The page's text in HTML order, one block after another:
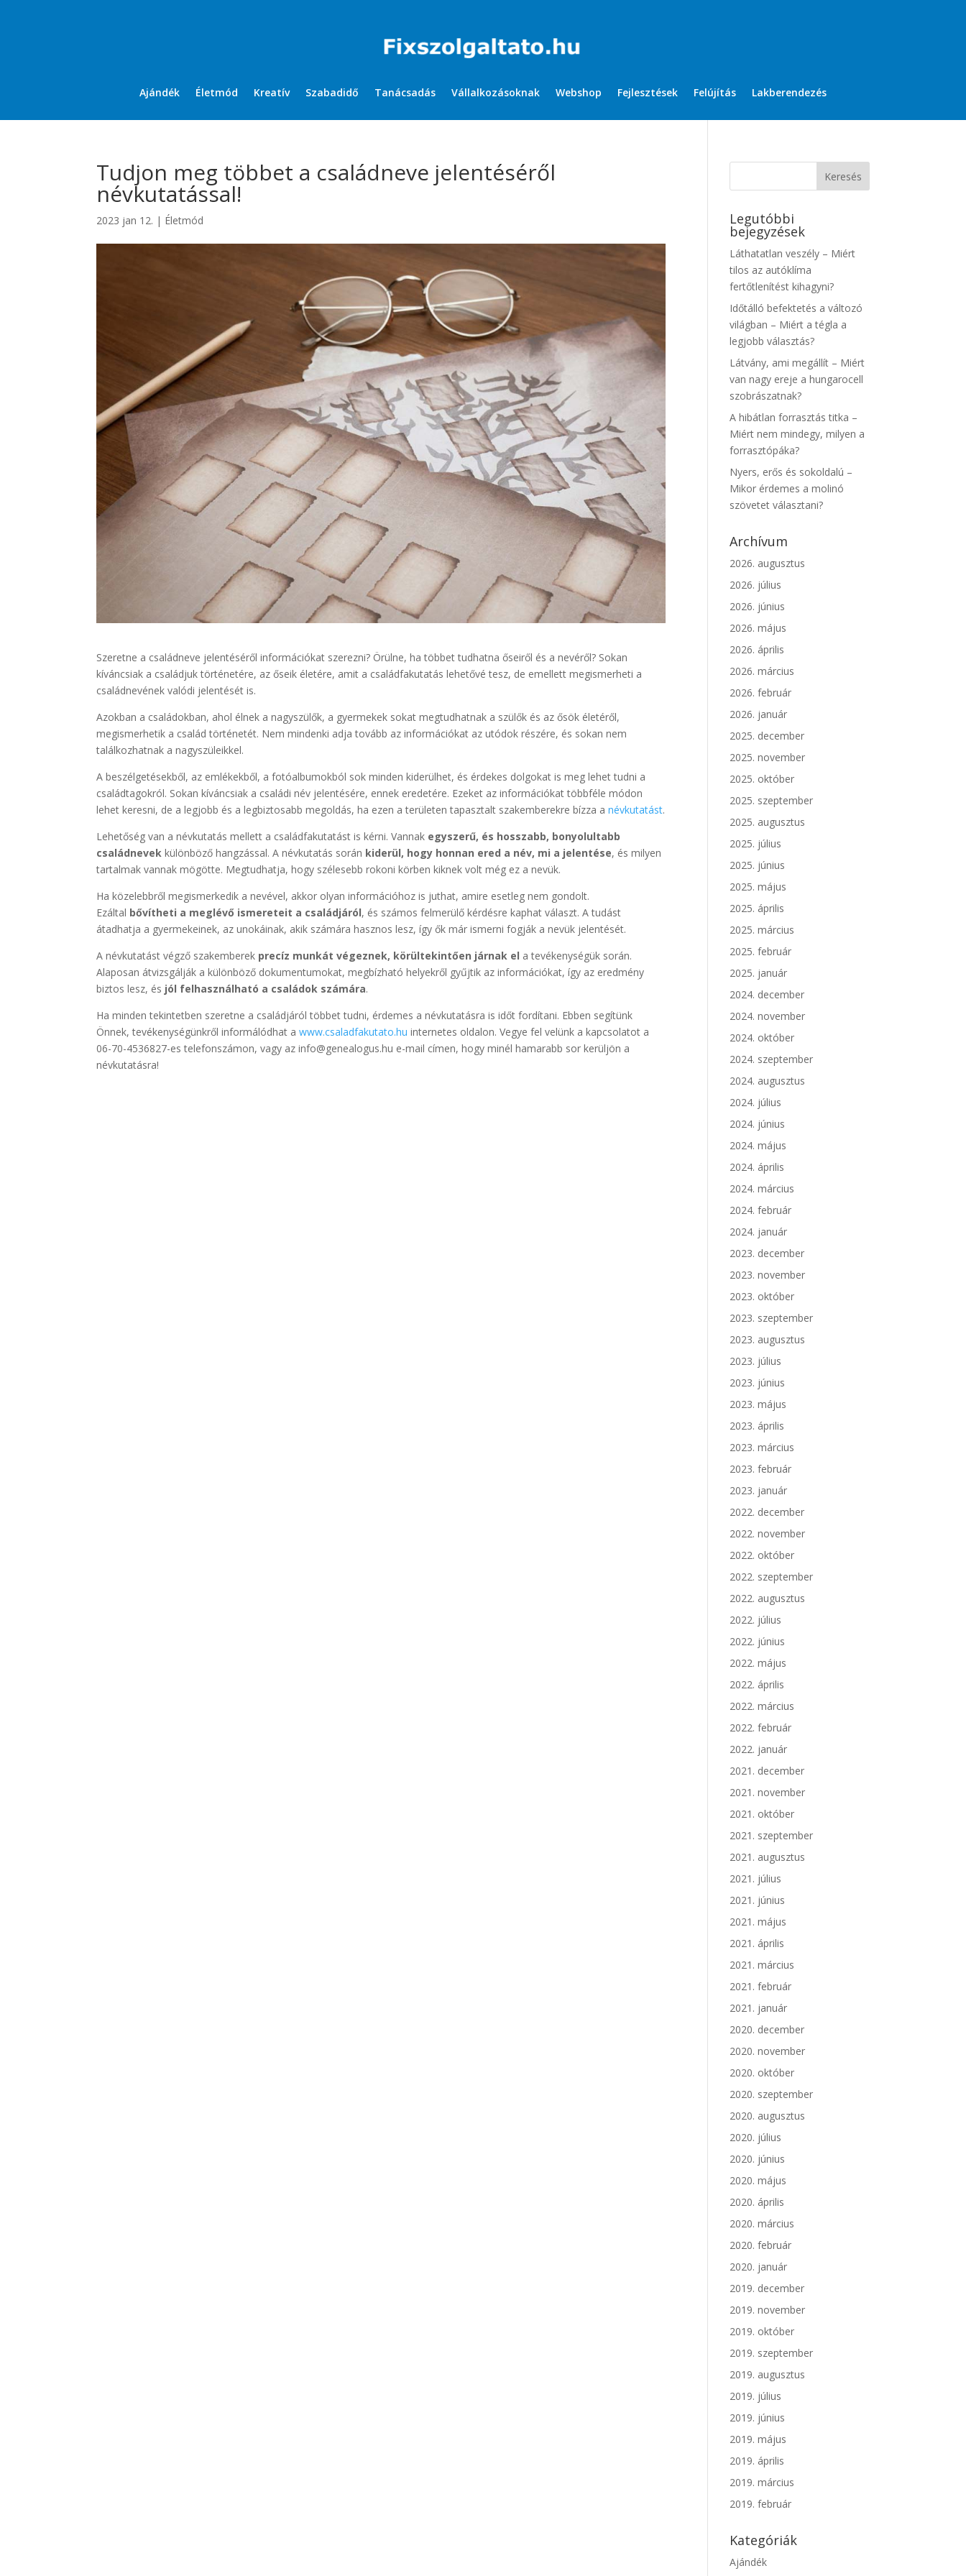
Ajándék Életmód Kreatív Szabadidő Tanácsadás Vállalkozásoknak Webshop Fejlesztések Felújítás Lakberendezés
Tudjon meg többet a családneve jelentéséről
névkutatással!
2023 jan 12. | Életmód
Szeretne a családneve jelentéséről információkat szerezni? Örülne, ha többet tudhatna őseiről és a nevéről? Sokan
kíváncsiak a családjuk történetére, az őseik életére, amit a családfakutatás lehetővé tesz, de emellett megismerheti a
családnevének valódi jelentését is.
Azokban a családokban, ahol élnek a nagyszülők, a gyermekek sokat megtudhatnak a szülők és az ősök életéről,
megismerhetik a család történetét. Nem mindenki adja tovább az információkat az utódok részére, és sokan nem
találkozhatnak a nagyszüleikkel.
A beszélgetésekből, az emlékekből, a fotóalbumokból sok minden kiderülhet, és érdekes dolgokat is meg lehet tudni a
családtagokról. Sokan kíváncsiak a családi név jelentésére, ennek eredetére. Ezeket az információkat többféle módon
lehet keresni, de a legjobb és a legbiztosabb megoldás, ha ezen a területen tapasztalt szakemberekre bízza anévkutatást.
Lehetőség van a névkutatás mellett a családfakutatást is kérni. Vannak egyszerű, és hosszabb, bonyolultabb
családnevekkülönböző hangzással. A névkutatás során kiderül, hogy honnan ered a név, mi a jelentése, és milyen
tartalmak vannak mögötte. Megtudhatja, hogy szélesebb rokoni körben kiknek volt még ez a nevük.
Ha közelebbről megismerkedik a nevével, akkor olyan információhoz is juthat, amire esetleg nem gondolt.
Ezáltal bővítheti a meglévő ismereteit a családjáról, és számos felmerülő kérdésre kaphat választ. A tudást
átadhatja a gyermekeinek, az unokáinak, akik számára hasznos lesz, így ők már ismerni fogják a nevük jelentését.
A névkutatást végző szakemberek precíz munkát végeznek, körültekintően járnak el a tevékenységük során.
Alaposan átvizsgálják a különböző dokumentumokat, megbízható helyekről gyűjtik az információkat, így az eredmény
biztos lesz, és jól felhasználható a családok számára.
Ha minden tekintetben szeretne a családjáról többet tudni, érdemes a névkutatásra is időt fordítani. Ebben segítünk
Önnek, tevékenységünkről informálódhat awww.csaladfakutato.hu internetes oldalon. Vegye fel velünk a kapcsolatot a
06-70-4536827-es telefonszámon, vagy az info@genealogus.hu e-mail címen, hogy minél hamarabb sor kerüljön a
névkutatásra!
Legutóbbi
bejegyzések
Láthatatlan veszély – Miért
tilos az autóklíma
fertőtlenítést kihagyni?
Időtálló befektetés a változó
világban – Miért a tégla a
legjobb választás?
Látvány, ami megállít – Miért
van nagy ereje a hungarocell
szobrászatnak?
A hibátlan forrasztás titka –
Miért nem mindegy, milyen a
forrasztópáka?
Nyers, erős és sokoldalú –
Mikor érdemes a molinó
szövetet választani?
Archívum
2026. augusztus
2026. július
2026. június
2026. május
2026. április
2026. március
2026. február
2026. január
2025. december
2025. november
2025. október
2025. szeptember
2025. augusztus
2025. július
2025. június
2025. május
2025. április
2025. március
2025. február
2025. január
2024. december
2024. november
2024. október
2024. szeptember
2024. augusztus
2024. július
2024. június
2024. május
2024. április
2024. március
2024. február
2024. január
2023. december
2023. november
2023. október
2023. szeptember
2023. augusztus
2023. július
2023. június
2023. május
2023. április
2023. március
2023. február
2023. január
2022. december
2022. november
2022. október
2022. szeptember
2022. augusztus
2022. július
2022. június
2022. május
2022. április
2022. március
2022. február
2022. január
2021. december
2021. november
2021. október
2021. szeptember
2021. augusztus
2021. július
2021. június
2021. május
2021. április
2021. március
2021. február
2021. január
2020. december
2020. november
2020. október
2020. szeptember
2020. augusztus
2020. július
2020. június
2020. május
2020. április
2020. március
2020. február
2020. január
2019. december
2019. november
2019. október
2019. szeptember
2019. augusztus
2019. július
2019. június
2019. május
2019. április
2019. március
2019. február
Kategóriák
Ajándék